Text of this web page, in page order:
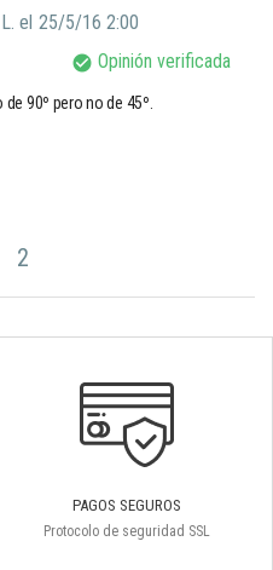
el 25/5/16 2:00
check_circle Opinión verificada
90º pero no de 45º.
2
PAGOS SEGUROS
Protocolo de seguridad SSL